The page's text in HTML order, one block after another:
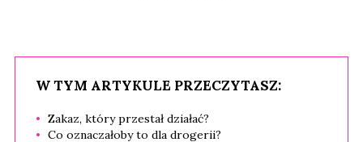
W TYM ARTYKULE PRZECZYTASZ:
Zakaz, który przestał działać?
Co oznaczałoby to dla drogerii?